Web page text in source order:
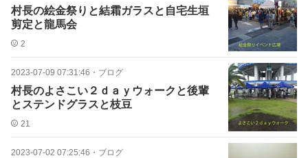
村長の絵金祭りと結霜ガラスと自宅生垣
剪定と龍馬会
2
2023-07-09 07:31:46 ・ ブログ
村長のよさこい２ｄａｙウォークと後輩
とステンドグラスと枝豆
21
2023-07-02 07:25:46 ・ ブログ